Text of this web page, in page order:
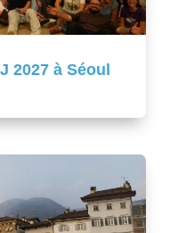
2027 à Séoul